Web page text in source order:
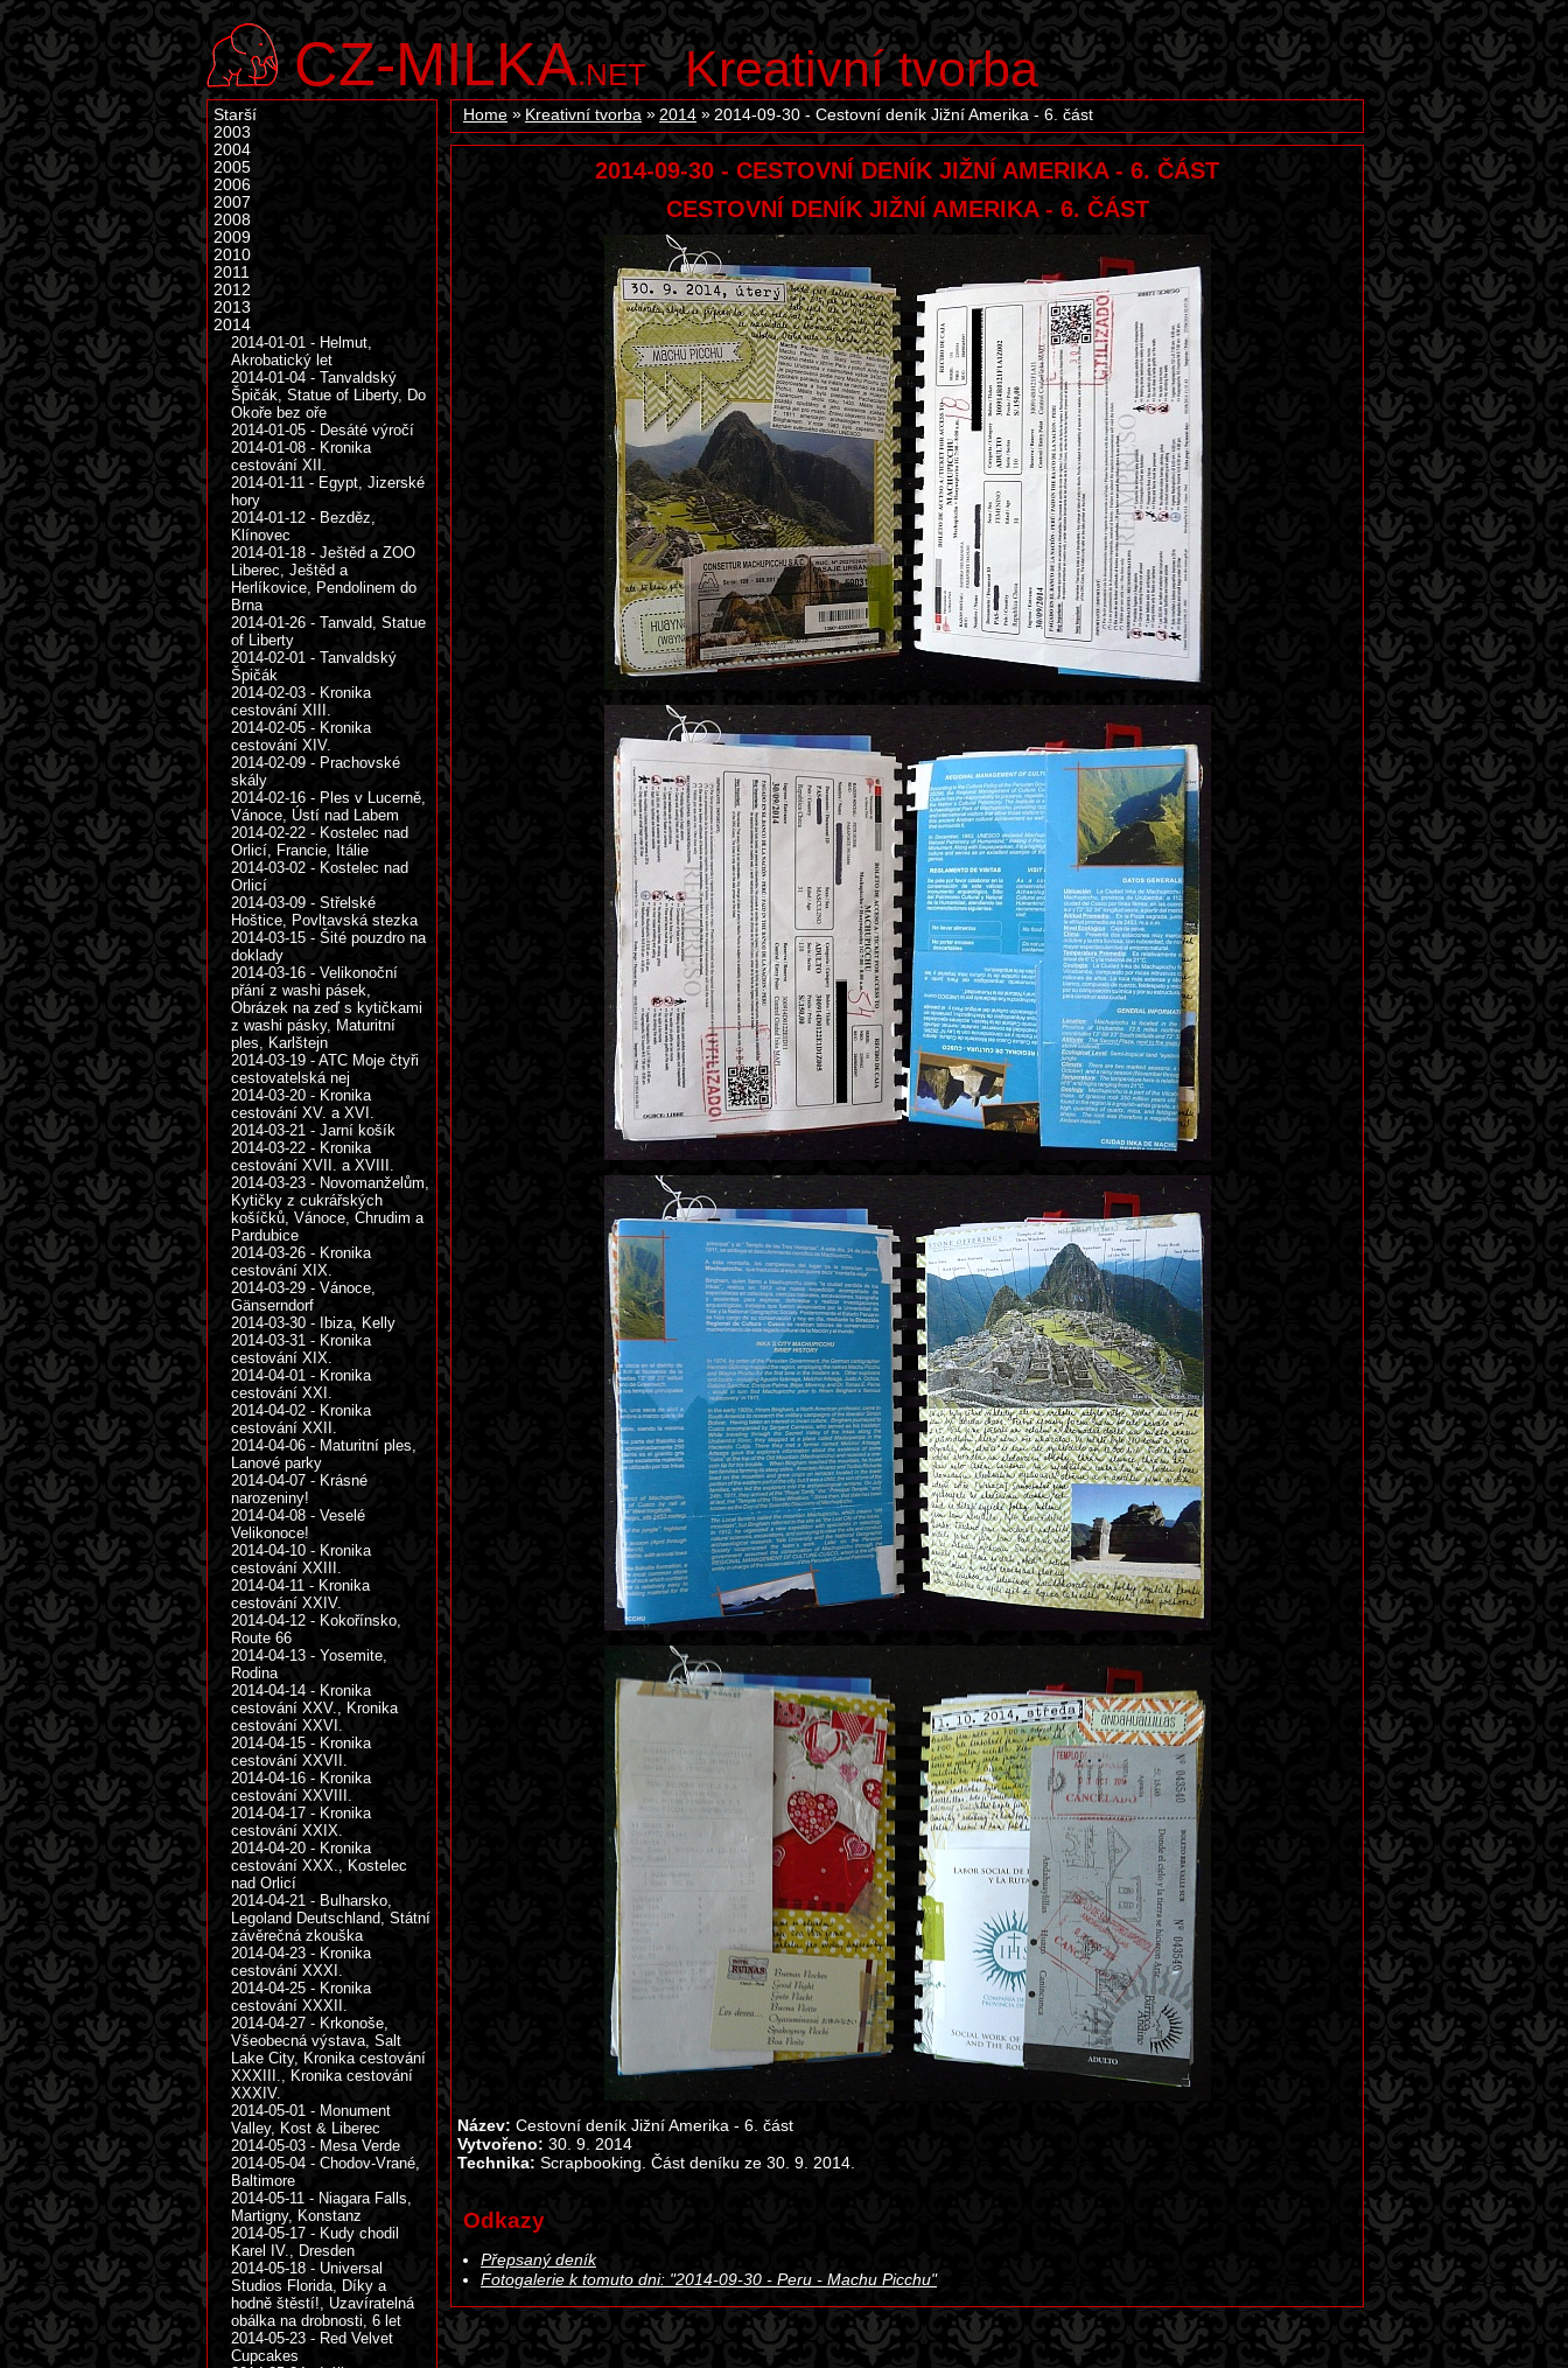
CZ-MILKA.NET Kreativní tvorba
Home Kreativní tvorba 2014 2014-09-30 - Cestovní deník Jižní Amerika - 6. část
2014-09-30 - CESTOVNÍ DENÍK JIŽNÍ AMERIKA - 6. ČÁST
CESTOVNÍ DENÍK JIŽNÍ AMERIKA - 6. ČÁST
Název: Cestovní deník Jižní Amerika - 6. část
Vytvořeno: 30. 9. 2014
Technika: Scrapbooking. Část deníku ze 30. 9. 2014.
Odkazy
Přepsaný deník
Fotogalerie k tomuto dni: "2014-09-30 - Peru - Machu Picchu"
Starší
2003
2004
2005
2006
2007
2008
2009
2010
2011
2012
2013
2014
2014-01-01 - Helmut,
Akrobatický let
2014-01-04 - Tanvaldský
Špičák, Statue of Liberty, Do
Okoře bez oře
2014-01-05 - Desáté výročí
2014-01-08 - Kronika
cestování XII.
2014-01-11 - Egypt, Jizerské
hory
2014-01-12 - Bezděz,
Klínovec
2014-01-18 - Ještěd a ZOO
Liberec, Ještěd a
Herlíkovice, Pendolinem do
Brna
2014-01-26 - Tanvald, Statue
of Liberty
2014-02-01 - Tanvaldský
Špičák
2014-02-03 - Kronika
cestování XIII.
2014-02-05 - Kronika
cestování XIV.
2014-02-09 - Prachovské
skály
2014-02-16 - Ples v Lucerně,
Vánoce, Ústí nad Labem
2014-02-22 - Kostelec nad
Orlicí, Francie, Itálie
2014-03-02 - Kostelec nad
Orlicí
2014-03-09 - Střelské
Hoštice, Povltavská stezka
2014-03-15 - Šité pouzdro na
doklady
2014-03-16 - Velikonoční
přání z washi pásek,
Obrázek na zeď s kytičkami
z washi pásky, Maturitní
ples, Karlštejn
2014-03-19 - ATC Moje čtyři
cestovatelská nej
2014-03-20 - Kronika
cestování XV. a XVI.
2014-03-21 - Jarní košík
2014-03-22 - Kronika
cestování XVII. a XVIII.
2014-03-23 - Novomanželům,
Kytičky z cukrářských
košíčků, Vánoce, Chrudim a
Pardubice
2014-03-26 - Kronika
cestování XIX.
2014-03-29 - Vánoce,
Gänserndorf
2014-03-30 - Ibiza, Kelly
2014-03-31 - Kronika
cestování XIX.
2014-04-01 - Kronika
cestování XXI.
2014-04-02 - Kronika
cestování XXII.
2014-04-06 - Maturitní ples,
Lanové parky
2014-04-07 - Krásné
narozeniny!
2014-04-08 - Veselé
Velikonoce!
2014-04-10 - Kronika
cestování XXIII.
2014-04-11 - Kronika
cestování XXIV.
2014-04-12 - Kokořínsko,
Route 66
2014-04-13 - Yosemite,
Rodina
2014-04-14 - Kronika
cestování XXV., Kronika
cestování XXVI.
2014-04-15 - Kronika
cestování XXVII.
2014-04-16 - Kronika
cestování XXVIII.
2014-04-17 - Kronika
cestování XXIX.
2014-04-20 - Kronika
cestování XXX., Kostelec
nad Orlicí
2014-04-21 - Bulharsko,
Legoland Deutschland, Státní
závěrečná zkouška
2014-04-23 - Kronika
cestování XXXI.
2014-04-25 - Kronika
cestování XXXII.
2014-04-27 - Krkonoše,
Všeobecná výstava, Salt
Lake City, Kronika cestování
XXXIII., Kronika cestování
XXXIV.
2014-05-01 - Monument
Valley, Kost & Liberec
2014-05-03 - Mesa Verde
2014-05-04 - Chodov-Vrané,
Baltimore
2014-05-11 - Niagara Falls,
Martigny, Konstanz
2014-05-17 - Kudy chodil
Karel IV., Dresden
2014-05-18 - Universal
Studios Florida, Díky a
hodně štěstí!, Uzavíratelná
obálka na drobnosti, 6 let
2014-05-23 - Red Velvet
Cupcakes